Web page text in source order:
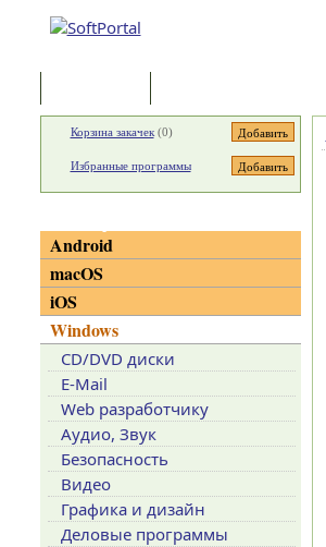
Корзина закачек(0)
Избранные программы
Android
macOS
iOS
Windows
CD/DVD диски
E-Mail
Web разработчику
Аудио, Звук
Безопасность
Видео
Графика и дизайн
Деловые программы